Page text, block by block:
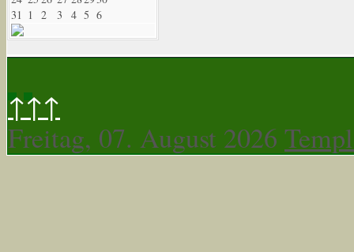
31 1 2 3 4 5 6
↑↑↑
Freitag, 07. August 2026